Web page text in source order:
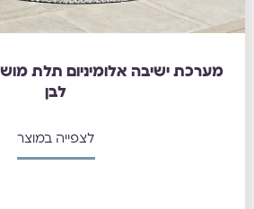
מערכת ישיבה אלומיניום תלת
לבן
לצפייה במוצר